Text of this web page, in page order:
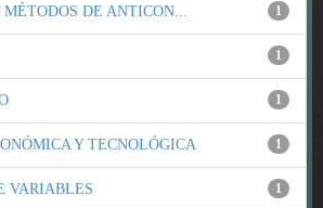
1
DE ANTICON...
1
1
1
Y TECNOLÓGICA
1
VARIABLES